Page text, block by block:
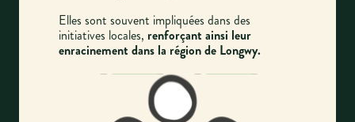
Elles sont souvent impliquées dans des
initiatives locales, renforçant ainsi leur
enracinement dans la région de Longwy.